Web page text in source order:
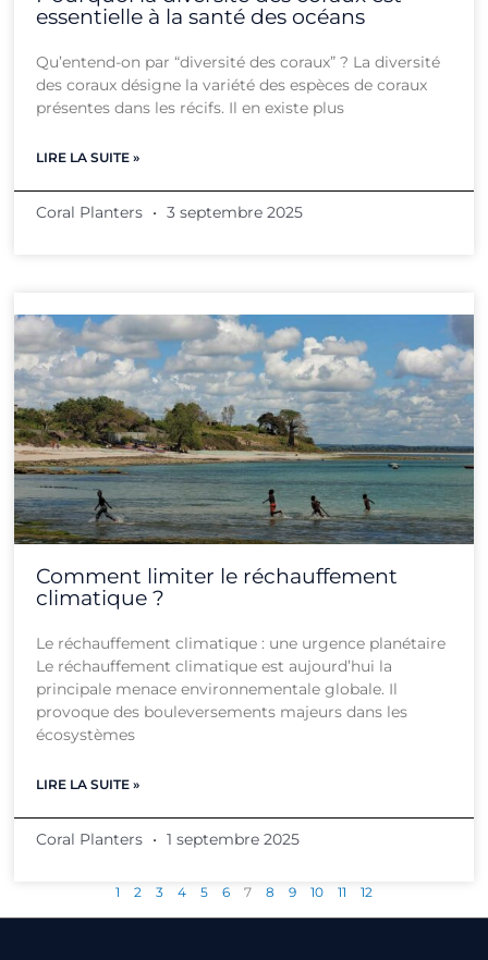
essentielle à la santé des océans
Qu’entend-on par “diversité des coraux” ? La diversité
des coraux désigne la variété des espèces de coraux
présentes dans les récifs. Il en existe plus
LIRE LA SUITE »
Coral Planters 3 septembre 2025
Comment limiter le réchauffement
climatique ?
Le réchauffement climatique : une urgence planétaire
Le réchauffement climatique est aujourd’hui la
principale menace environnementale globale. Il
provoque des bouleversements majeurs dans les
écosystèmes
LIRE LA SUITE »
Coral Planters 1 septembre 2025
1 2 3 4 5 6 7 8 9 10 11 12